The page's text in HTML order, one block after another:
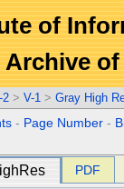
of
2 > V-1 > Gray High
- Page Number -
PDF